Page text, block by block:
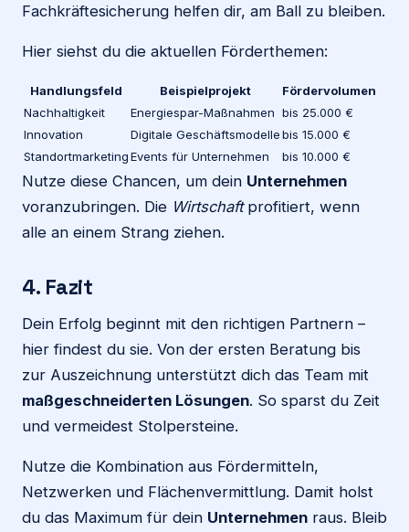
Fachkräftesicherung helfen dir, am Ball zu bleiben.
Hier siehst du die aktuellen Förderthemen:
Handlungsfeld Beispielprojekt
Fördervolumen
Nachhaltigkeit
Energiespar-Maßnahmen bis 25.000 €
Innovation
Digitale Geschäftsmodellebis 15.000 €
StandortmarketingEvents für Unternehmen bis 10.000 €
Nutze diese Chancen, um dein Unternehmen
voranzubringen. Die Wirtschaftprofitiert, wenn
alle an einem Strang ziehen.
4. Fazit
Dein Erfolg beginnt mit den richtigen Partnern –
hier findest du sie. Von der ersten Beratung bis
zur Auszeichnung unterstützt dich das Team mit
maßgeschneiderten Lösungen. So sparst du Zeit
und vermeidest Stolpersteine.
Nutze die Kombination aus Fördermitteln,
Netzwerken und Flächenvermittlung. Damit holst
du das Maximum für dein Unternehmen raus. Bleib